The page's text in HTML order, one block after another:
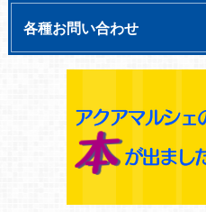
各種お問い合わせ